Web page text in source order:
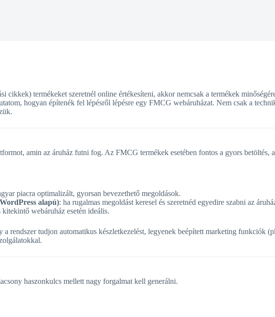
cikkek) termékeket szeretnél online értékesíteni, akkor nemcsak a termékek
hogyan építenék fel lépésről lépésre egy FMCG webáruházat. Nem csak a
amin az áruház futni fog. Az FMCG termékek esetében fontos a gyors betöltés,
piacra optimalizált, gyorsan bevezethető megoldások.
alapú): ha rugalmas megoldást keresel és szeretnéd egyedire szabni az
webáruház esetén ideális.
a rendszer tudjon automatikus készletkezelést, legyenek beépített marketing funkciók
haszonkulcs mellett nagy forgalmat kell generálni.